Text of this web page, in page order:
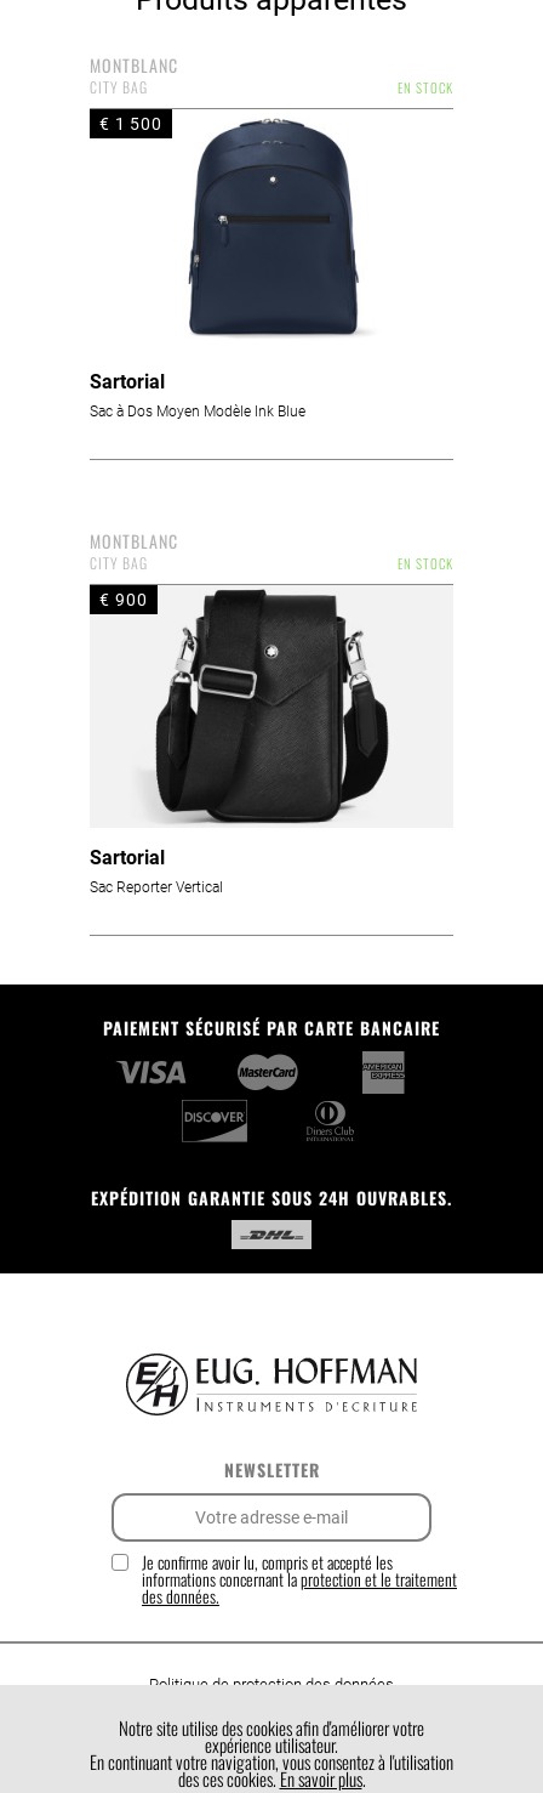
MONTBLANC
EN STOCK
CITY BAG
€ 1 500
Sartorial
Sac à Dos Moyen Modèle Ink Blue
MONTBLANC
EN STOCK
CITY BAG
€ 900
Sartorial
Sac Reporter Vertical
PAIEMENT SÉCURISÉ PAR CARTE BANCAIRE
EXPÉDITION GARANTIE SOUS 24H OUVRABLES.
NEWSLETTER
Je confirme avoir lu, compris et accepté les
informations concernant laprotection et le traitement
des données.
Politique de protection des données
Politique de cookies
Conditions générales de vente
Notre site utilise des cookies afin d'améliorer votre
expérience utilisateur.
En continuant votre navigation, vous consentez à l'utilisation
des ces cookies.En savoir plus.